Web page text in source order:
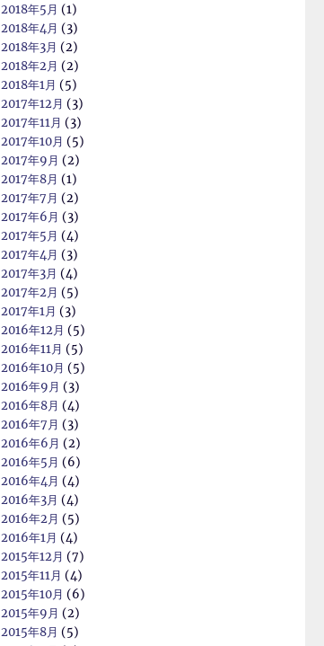
2018年5月 (1)
2018年4月 (3)
2018年3月 (2)
2018年2月 (2)
2018年1月 (5)
2017年12月 (3)
2017年11月 (3)
2017年10月 (5)
2017年9月 (2)
2017年8月 (1)
2017年7月 (2)
2017年6月 (3)
2017年5月 (4)
2017年4月 (3)
2017年3月 (4)
2017年2月 (5)
2017年1月 (3)
2016年12月 (5)
2016年11月 (5)
2016年10月 (5)
2016年9月 (3)
2016年8月 (4)
2016年7月 (3)
2016年6月 (2)
2016年5月 (6)
2016年4月 (4)
2016年3月 (4)
2016年2月 (5)
2016年1月 (4)
2015年12月 (7)
2015年11月 (4)
2015年10月 (6)
2015年9月 (2)
2015年8月 (5)